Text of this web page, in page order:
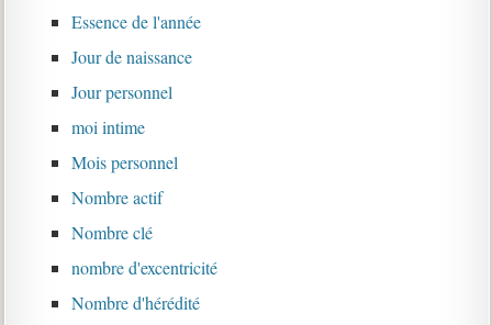
Essence de l'année
Jour de naissance
Jour personnel
moi intime
Mois personnel
Nombre actif
Nombre clé
nombre d'excentricité
Nombre d'hérédité